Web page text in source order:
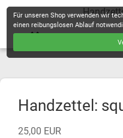
Handzettel:
25,00 EUR
Für unseren Shop verwenden wir
einen reibungslosen Ablauf